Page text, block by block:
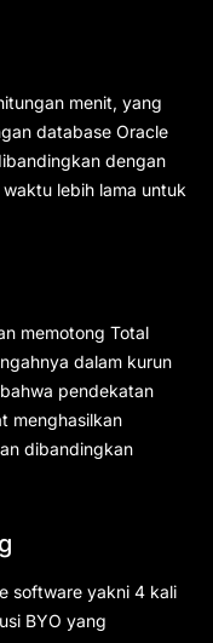
menit, yang
database Oracle
dengan
lebih lama untuk
memotong Total
dalam kurun
pendekatan
menghasilkan
dibandingkan
software yakni 4 kali
BYO yang